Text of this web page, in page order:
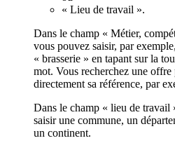
« Lieu de travail ».
Dans le champ « Métier,
vous pouvez saisir, par
« brasserie » en tapant sur la
mot. Vous recherchez une offre
directement sa référence, par
Dans le champ « lieu de travail
saisir une commune, un
un continent.